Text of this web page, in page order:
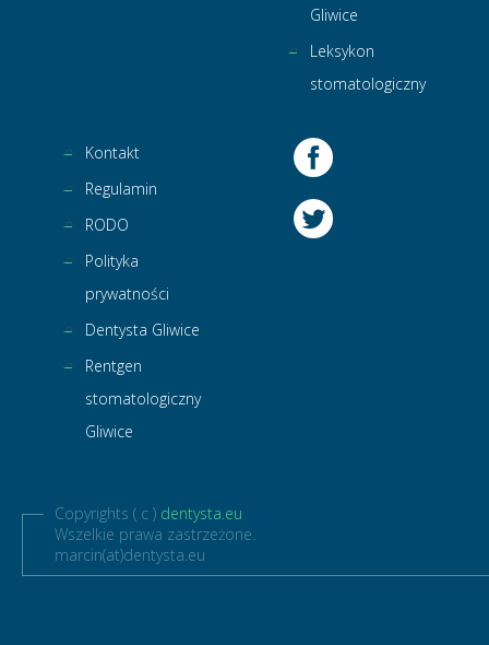
Gliwice
Leksykon
stomatologiczny
Kontakt
Regulamin
RODO
Polityka
prywatności
Dentysta Gliwice
Rentgen
stomatologiczny
Gliwice
Copyrights ( c ) dentysta.eu
Wszelkie prawa zastrzeżone.
marcin(at)dentysta.eu